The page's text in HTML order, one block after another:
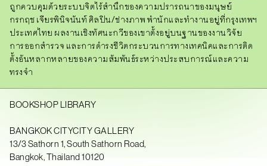
ถูกควบคุมด้วยระบบจิตไร้สำนึกของความปรารถนาของมนุษย์
กรกฤช เจียรพินิจนันท์ ศิลปิน/ช่างภาพ พำนักและทำงานอยู่ที่กรุงเทพฯ
ประเทศไทย ผลงานเชิงทัศนะกวีของเขาตั้งอยู่บนฐานของงานวิจัย
การออกสำรวจ และการดำรงชีวิตกระบวนการทางเทคนิคและการติด
ตั้งอันหลากหลายของความสัมพันธ์ระหว่างประสบการณ์และความ
ทรงจำ
BOOKSHOP LIBRARY
BANGKOK CITYCITY GALLERY
13/3 Sathorn 1, South Sathorn Road,
Bangkok, Thailand 10120